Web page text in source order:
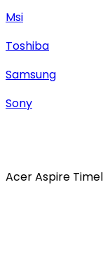
Msi
Toshiba
Samsung
Sony
Acer Aspire